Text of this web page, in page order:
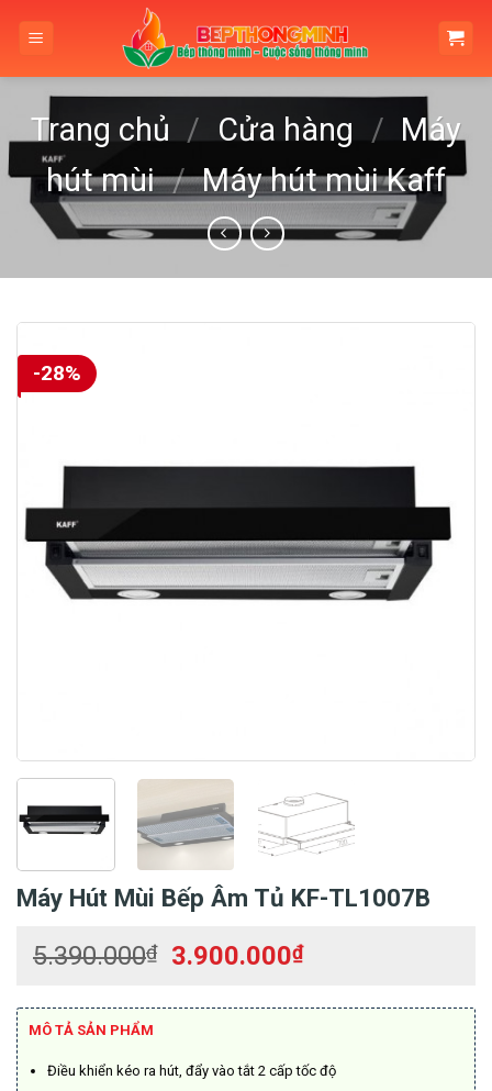
Trang chủ / Cửa hàng / Máy
hút mùi / Máy hút mùi Kaff
-28%
Máy Hút Mùi Bếp Âm Tủ KF-TL1007B
5.390.000₫
Giá
là:
3.900.000₫Giá
tại
3.900.000₫.
MÔ TẢ SẢN PHẨM
Điều khiển kéo ra hút, đẩy vào tắt 2 cấp tốc độ